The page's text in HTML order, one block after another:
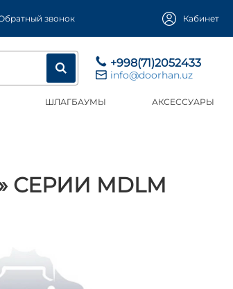
звонок Кабинет
+998(71)2052433
info@doorhan.uz
ШЛАГБАУМЫ АКСЕССУАРЫ
MDLM